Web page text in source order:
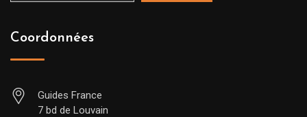
Coordonnées
Guides France
7 bd de Louvain